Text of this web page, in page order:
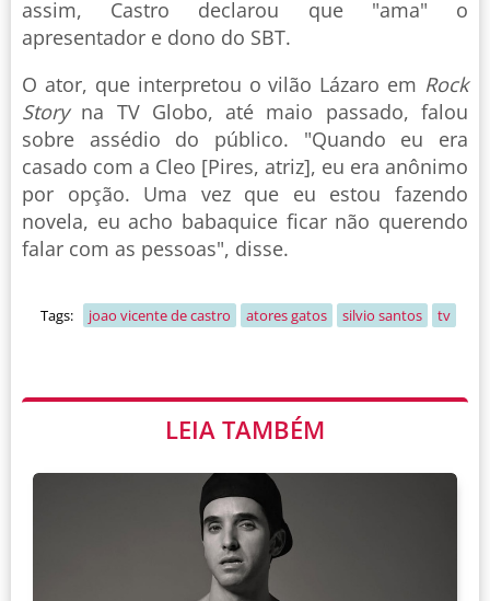
assim, Castro declarou que "ama" o
apresentador e dono do SBT.
O ator, que interpretou o vilão Lázaro em Rock
Storyna TV Globo, até maio passado, falou
sobre assédio do público. "Quando eu era
casado com a Cleo [Pires, atriz], eu era anônimo
por opção. Uma vez que eu estou fazendo
novela, eu acho babaquice ficar não querendo
falar com as pessoas", disse.
Tags: joao vicente de castro atores gatos silvio santos tv
LEIA TAMBÉM